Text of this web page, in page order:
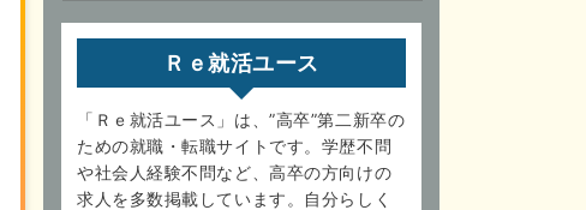
Ｒｅ就活ユース
「Ｒｅ就活ユース」は、”高卒”第二新卒の
ための就職・転職サイトです。学歴不問
や社会人経験不問など、高卒の方向けの
求人を多数掲載しています。自分らしく